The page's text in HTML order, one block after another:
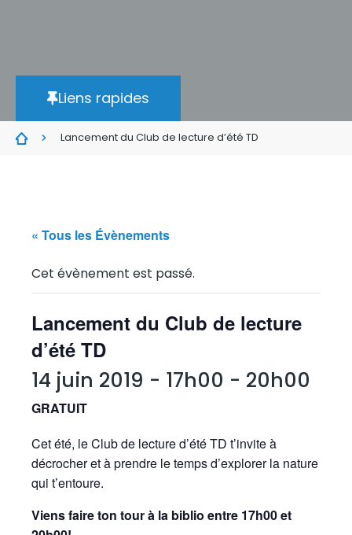
Liens rapides
Lancement du Club de lecture d’été TD
« Tous les Évènements
Cet évènement est passé.
Lancement du Club de lecture
d’été TD
14 juin 2019 - 17h00 - 20h00
GRATUIT
Cet été, le Club de lecture d’été TD t’invite à
décrocher et à prendre le temps d’explorer la nature
qui t’entoure.
Viens faire ton tour à la biblio entre 17h00 et